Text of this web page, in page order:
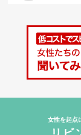
女性を起点